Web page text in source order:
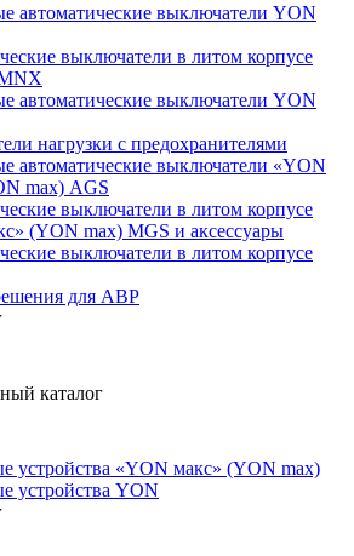
автоматические выключатели YON
выключатели в литом корпусе
автоматические выключатели YON
нагрузки с предохранителями
автоматические выключатели «YON
max) AGS
выключатели в литом корпусе
(YON max) MGS и аксессуары
выключатели в литом корпусе
для АВР
каталог
устройства «YON макс» (YON max)
устройства YON